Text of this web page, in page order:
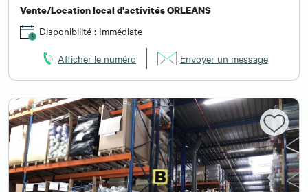
Vente/Location local d'activités ORLEANS
Disponibilité : Immédiate
Afficher le numéro Envoyer un message